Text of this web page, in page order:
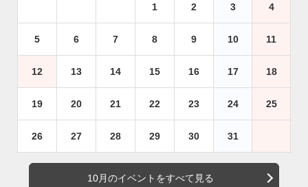
1 2 3 4
5 6 7 8 9 10 11
12 13 14 15 16 17 18
19 20 21 22 23 24 25
26 27 28 29 30 31
10月のイベントをすべて見る